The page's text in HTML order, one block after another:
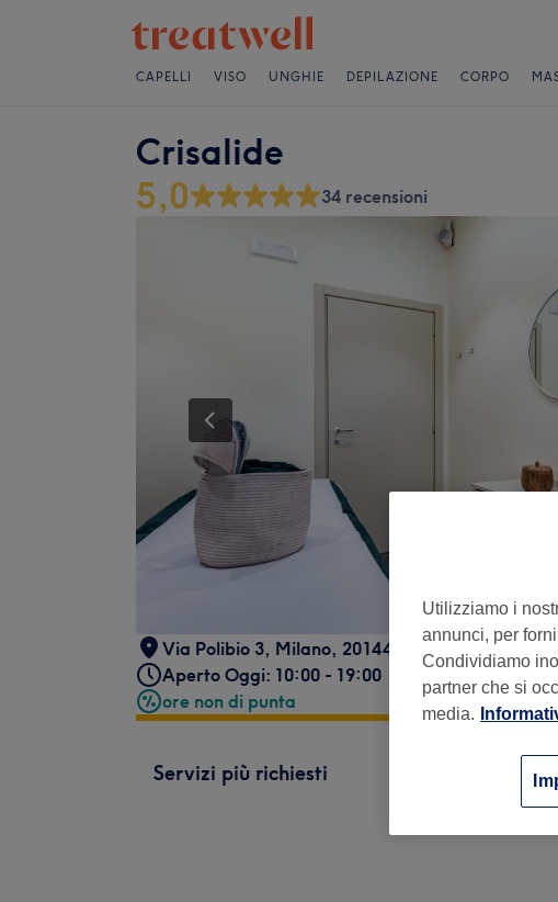
CAPELLI VISO UNGHIE DEPILAZIONE CORPO
Crisalide
5,0 34 recensioni
Via Polibio 3, Milano, 20144
Aperto Oggi: 10:00 - 19:00
ore non di punta
Servizi più richiesti
Utilizziamo i
annunci, per
Condividiamo
partner che si
media.